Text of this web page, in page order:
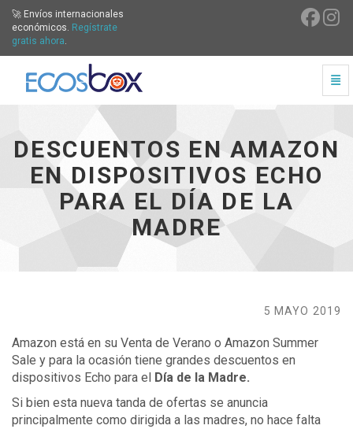
🚀 Envíos internacionales
económicos. Regístrate
gratis ahora.
Descuentos en Amazon en dispositivos Echo para el
DESCUENTOS EN AMAZON
EN DISPOSITIVOS ECHO
PARA EL DÍA DE LA
MADRE
5 MAYO 2019
Amazon está en su Venta de Verano o Amazon Summer
Sale y para la ocasión tiene grandes descuentos en
dispositivos Echo para el Día de la Madre.
Si bien esta nueva tanda de ofertas se anuncia
principalmente como dirigida a las madres, no hace falta